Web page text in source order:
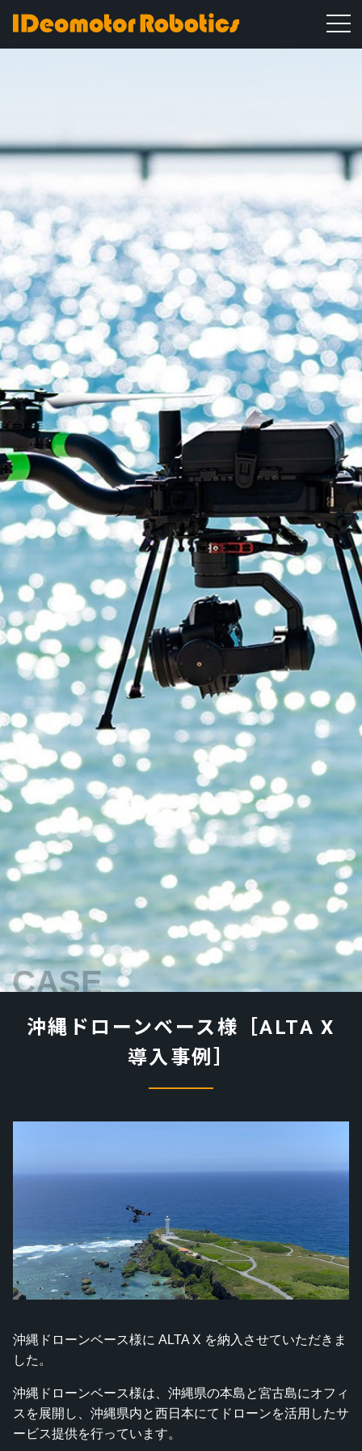
CASE
沖縄ドローンベース様［ALTA X
導入事例］
沖縄ドローンベース様に ALTA X を納入させていただきま
した。
沖縄ドローンベース様は、沖縄県の本島と宮古島にオフィ
スを展開し、沖縄県内と西日本にてドローンを活用したサ
ービス提供を行っています。